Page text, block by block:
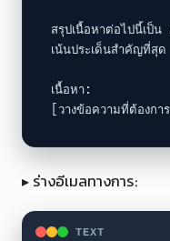
สรุปเนื้อหาต่อไปนี้เ
เน้นประเด็นสำคัญที่สุ
เนื้อหา:
[วางข้อความที่ต้องกา
▸ ร่างอีเมลทางการ:
TEXT